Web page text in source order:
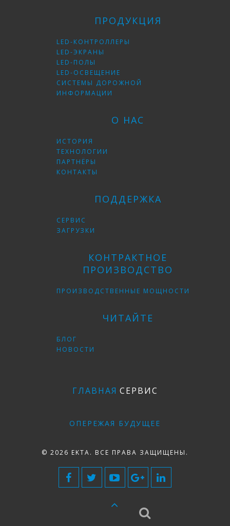
ПРОДУКЦИЯ
LED-КОНТРОЛЛЕРЫ
LED-ЭКРАНЫ
LED-ПОЛЫ
LED-ОСВЕЩЕНИЕ
СИСТЕМЫ ДОРОЖНОЙ
ИНФОРМАЦИИ
О НАС
ИСТОРИЯ
ТЕХНОЛОГИИ
ПАРТНЁРЫ
КОНТАКТЫ
ПОДДЕРЖКА
СЕРВИС
ЗАГРУЗКИ
КОНТРАКТНОЕ
ПРОИЗВОДСТВО
ПРОИЗВОДСТВЕННЫЕ МОЩНОСТИ
ЧИТАЙТЕ
БЛОГ
НОВОСТИ
ГЛАВНАЯ СЕРВИС
ОПЕРЕЖАЯ БУДУЩЕЕ
© 2026 EKTA. ВСЕ ПРАВА ЗАЩИЩЕНЫ.